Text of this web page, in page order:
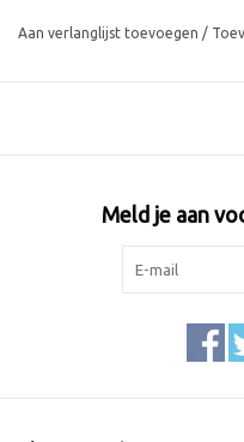
Aan verlanglijst toevoegen /
Meld je aan